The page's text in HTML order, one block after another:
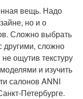
вещь. Надо
но и о
Сложно выбрать
другими, сложно
ощутив текстуру
и изучить
салонов ANNI
Петербурге.